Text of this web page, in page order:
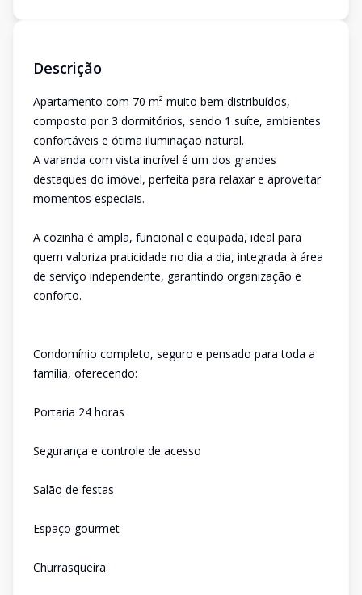
Descrição
Apartamento com 70 m² muito bem distribuídos,
composto por 3 dormitórios, sendo 1 suíte, ambientes
confortáveis e ótima iluminação natural.
A varanda com vista incrível é um dos grandes
destaques do imóvel, perfeita para relaxar e aproveitar
momentos especiais.
A cozinha é ampla, funcional e equipada, ideal para
quem valoriza praticidade no dia a dia, integrada à área
de serviço independente, garantindo organização e
conforto.
Condomínio completo, seguro e pensado para toda a
família, oferecendo:
Portaria 24 horas
Segurança e controle de acesso
Salão de festas
Espaço gourmet
Churrasqueira